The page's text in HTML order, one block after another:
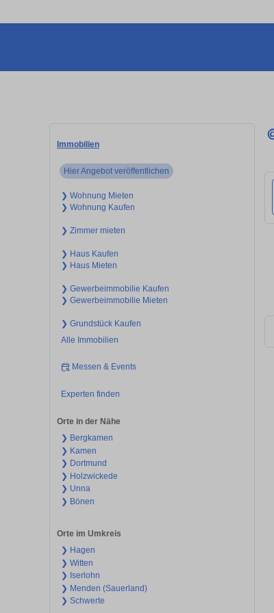
Immobilien
Hier Angebot veröffentlichen
❯ Wohnung Mieten
❯ Wohnung Kaufen
❯ Zimmer mieten
❯ Haus Kaufen
❯ Haus Mieten
❯ Gewerbeimmobilie Kaufen
❯ Gewerbeimmobilie Mieten
❯ Grundstück Kaufen
Alle Immobilien
Messen & Events
Experten finden
Orte in der Nähe
❯ Bergkamen
❯ Kamen
❯ Dortmund
❯ Holzwickede
❯ Unna
❯ Bönen
Orte im Umkreis
❯ Hagen
❯ Witten
❯ Iserlohn
❯ Menden (Sauerland)
❯ Schwerte